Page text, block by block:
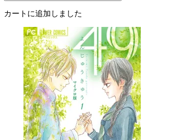
カートに追加しました